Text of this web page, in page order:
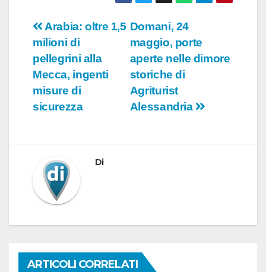
Navigazione
articoli
Domani, 24
maggio, porte
aperte nelle dimore
storiche di
Agriturist
Alessandria
Arabia: oltre 1,5
milioni di
pellegrini alla
Mecca, ingenti
misure di
sicurezza
Di
ARTICOLI CORRELATI